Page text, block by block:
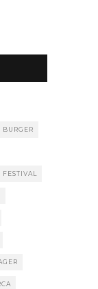
BURGER
FESTIVAL